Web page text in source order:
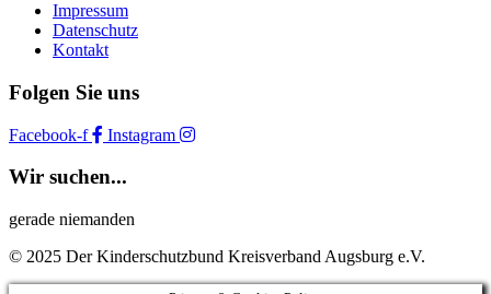
Impressum
Datenschutz
Kontakt
Folgen Sie uns
Facebook-f Instagram
Wir suchen...
gerade niemanden
© 2025 Der Kinderschutzbund Kreisverband Augsburg e.V.